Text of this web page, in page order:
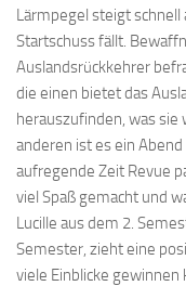
Lärmpegel steigt schnell
Startschuss fällt.
Auslandsrückkehrer
die einen bietet das
herauszufinden, was sie
anderen ist es ein
aufregende Zeit Revue
viel Spaß gemacht und
Lucille aus dem 2.
Semester, zieht eine
viele Einblicke